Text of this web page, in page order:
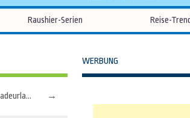
Raushier-Serien Reise-
→
Musikgenuss im Meer: Ein MP3-Player für den Badeurlaub macht es möglich
WERBUNG